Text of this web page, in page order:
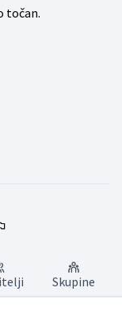
točan.
Skupine